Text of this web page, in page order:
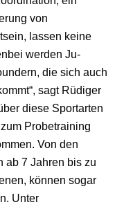
von
lassen keine
werden Ju-
die sich auch
sagt Rüdiger
diese Sportarten
Probetraining
Von den
ab 7 Jahren bis zu
können sogar
Unter